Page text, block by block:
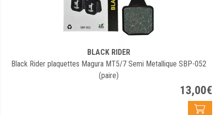
BLACK RIDER
Black Rider plaquettes Magura MT5/7 Semi Metallique SBP-052
(paire)
13,00€